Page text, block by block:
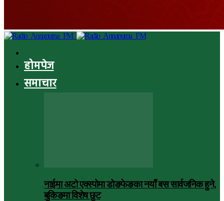
होमपेज
समाचार
नाईमा अटो एक्स्पोमा डोङफेङका नयाँ बस सार्वजनिक हुने,
बुकिङमा विशेष छुट